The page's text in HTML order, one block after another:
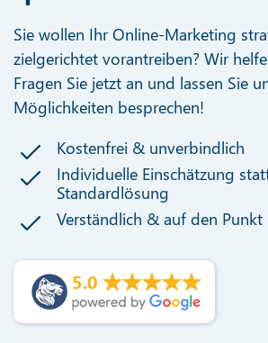
Sie wollen Ihr Online-Marketing
zielgerichtet vorantreiben? Wir
Fragen Sie jetzt an und lassen Sie
Möglichkeiten besprechen!
Kostenfrei & unverbindlich
Individuelle Einschätzung
Standardlösung
Verständlich & auf den Punkt
5.0